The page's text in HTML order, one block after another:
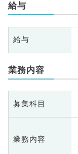
給与
給与
業務内容
募集科目
業務内容